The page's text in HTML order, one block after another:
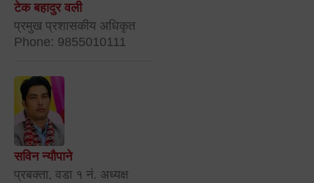
टेक बहादुर वली
प्रमुख प्रशासकीय अधिकृत
Phone: 9855010111
सविन न्यौपाने
प्रबक्ता, वडा १ नं. अध्यक्ष